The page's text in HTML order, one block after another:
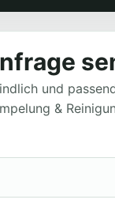
und
&